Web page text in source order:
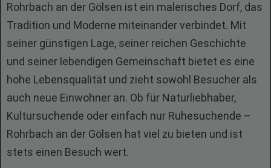
Rohrbach an der Gölsen ist ein malerisches Dorf, das
Tradition und Moderne miteinander verbindet. Mit
seiner günstigen Lage, seiner reichen Geschichte
und seiner lebendigen Gemeinschaft bietet es eine
hohe Lebensqualität und zieht sowohl Besucher als
auch neue Einwohner an. Ob für Naturliebhaber,
Kultursuchende oder einfach nur Ruhesuchende –
Rohrbach an der Gölsen hat viel zu bieten und ist
stets einen Besuch wert.